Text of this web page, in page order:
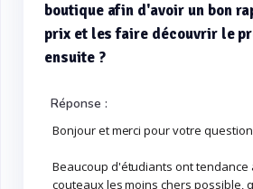
boutique afin d'avoir un bon
prix et les faire découvrir le
ensuite ?
Réponse :
Bonjour et merci pour votre
Beaucoup d'étudiants ont tendance
couteaux les moins chers possible,